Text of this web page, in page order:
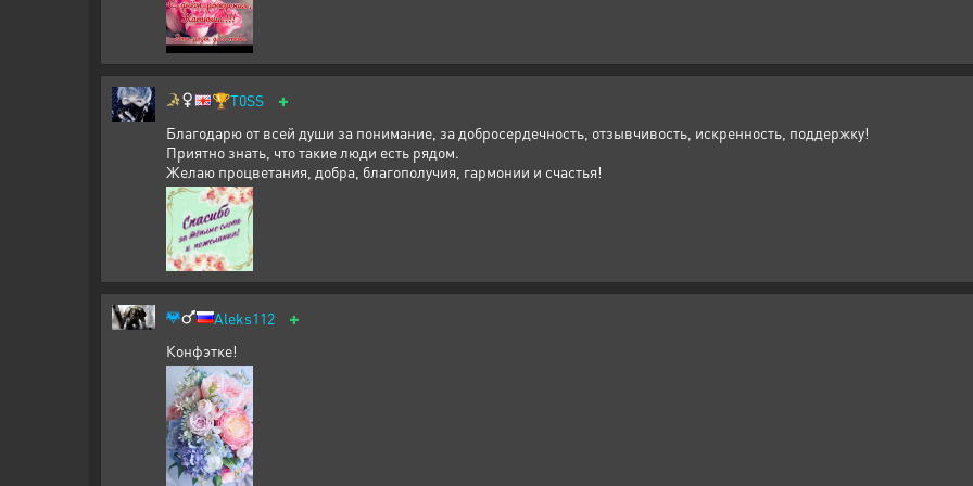
🏆T0SS +
Благодарю от всей души за понимание, за добросердечность, отзывчивость, искренность, поддержку!
Приятно знать, что такие люди есть рядом.
Желаю процветания, добра, благополучия, гармонии и счастья!
Aleks112 +
Конфэтке!